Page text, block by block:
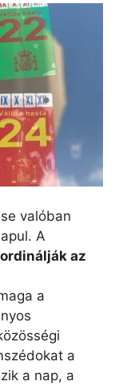
valóban
A
az
a
a
a nap, a